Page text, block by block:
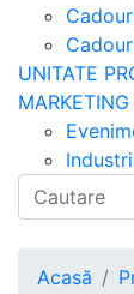
UNITATE
Acasă